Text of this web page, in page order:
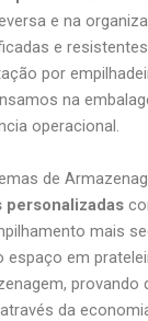
e na
e
por
na
operacional.
de
personalizadas
mais
em
provando
da